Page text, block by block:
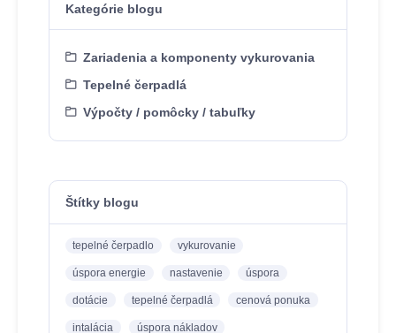
Kategórie blogu
Zariadenia a komponenty vykurovania
Tepelné čerpadlá
Výpočty / pomôcky / tabuľky
Štítky blogu
tepelné čerpadlo vykurovanie
úspora energie nastavenie úspora
dotácie tepelné čerpadlá cenová ponuka
intalácia úspora nákladov